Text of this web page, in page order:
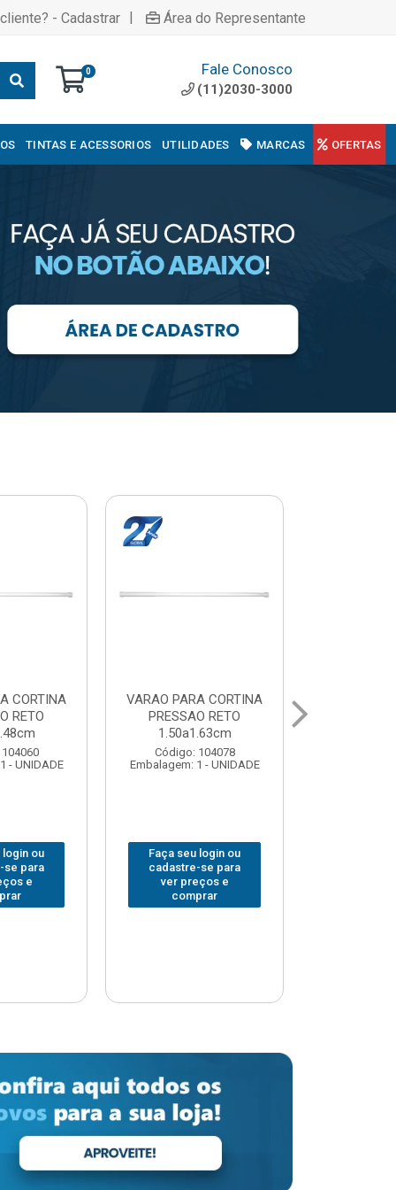
- Cadastrar | Área do Representante
0 Fale Conosco
(11)2030-3000
TINTAS E ACESSORIOS UTILIDADES MARCAS OFERTAS
CORTINA
RETO
- UNIDADE
login ou
se para
e
VARAL PARA TETO
MAXEB ACO 1.40m
Código: 104086
Embalagem: 1 - UNIDADE
Faça seu login ou
cadastre-se para
ver preços e
comprar